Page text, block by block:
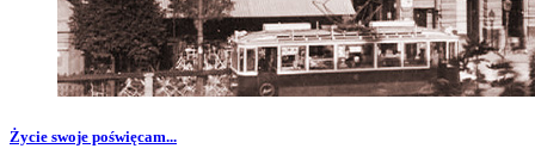
Życie swoje poświęcam...